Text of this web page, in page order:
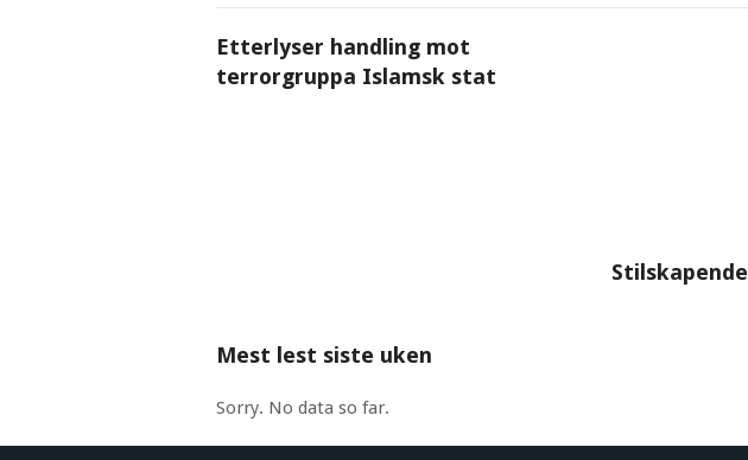
Etterlyser handling mot
terrorgruppa Islamsk stat
Mest lest siste uken
Sorry. No data so far.